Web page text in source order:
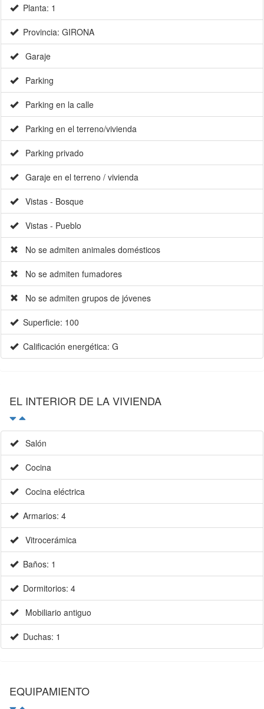
Planta: 1
Provincia: GIRONA
Garaje
Parking
Parking en la calle
Parking en el terreno/vivienda
Parking privado
Garaje en el terreno / vivienda
Vistas - Bosque
Vistas - Pueblo
No se admiten animales domésticos
No se admiten fumadores
No se admiten grupos de jóvenes
Superficie: 100
Calificación energética: G
EL INTERIOR DE LA VIVIENDA
Salón
Cocina
Cocina eléctrica
Armarios: 4
Vitrocerámica
Baños: 1
Dormitorios: 4
Mobiliario antiguo
Duchas: 1
EQUIPAMIENTO